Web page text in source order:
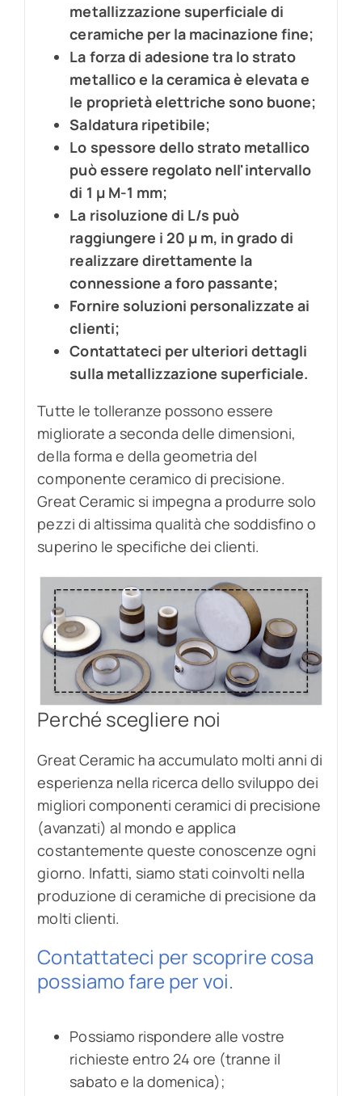
metallizzazione superficiale di
ceramiche per la macinazione fine;
La forza di adesione tra lo strato
metallico e la ceramica è elevata e
le proprietà elettriche sono buone;
Saldatura ripetibile;
Lo spessore dello strato metallico
può essere regolato nell'intervallo
di 1 μ M-1 mm;
La risoluzione di L/s può
raggiungere i 20 μ m, in grado di
realizzare direttamente la
connessione a foro passante;
Fornire soluzioni personalizzate ai
clienti;
Contattateci per ulteriori dettagli
sulla metallizzazione superficiale.
Tutte le tolleranze possono essere
migliorate a seconda delle dimensioni,
della forma e della geometria del
componente ceramico di precisione.
Great Ceramic si impegna a produrre solo
pezzi di altissima qualità che soddisfino o
superino le specifiche dei clienti.
Perché scegliere noi
Great Ceramic ha accumulato molti anni di
esperienza nella ricerca dello sviluppo dei
migliori componenti ceramici di precisione
(avanzati) al mondo e applica
costantemente queste conoscenze ogni
giorno. Infatti, siamo stati coinvolti nella
produzione di ceramiche di precisione da
molti clienti.
Contattateci per scoprire cosa
possiamo fare per voi.
Possiamo rispondere alle vostre
richieste entro 24 ore (tranne il
sabato e la domenica);